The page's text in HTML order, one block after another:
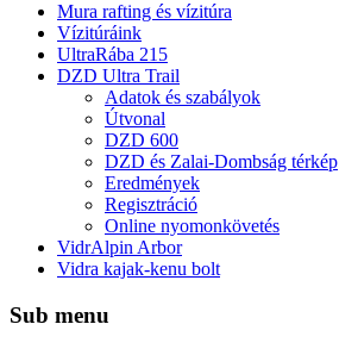
Mura rafting és vízitúra
Vízitúráink
UltraRába 215
DZD Ultra Trail
Adatok és szabályok
Útvonal
DZD 600
DZD és Zalai-Dombság térkép
Eredmények
Regisztráció
Online nyomonkövetés
VidrAlpin Arbor
Vidra kajak-kenu bolt
Sub menu